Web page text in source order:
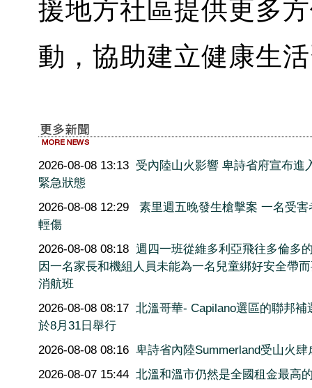
援地方社區提供更多
動，協助建立健康生
2026-08-08 13:13 受內陸山火影響 卑詩省府宣布進
緊急狀態
2026-08-08 12:29
素里週五晚發生槍擊案 一名受害
輕傷
2026-08-08 08:18 週四一班從維多利亞飛往多倫多
因一名家長和機組人員未能為一名兒童綁好安全帶
消航班
2026-08-08 08:17 北溫哥華- Capilano選區的聯邦補
於8月31日舉行
2026-08-08 08:16 卑詩省內陸Summerland受山火肆
2026-08-07 15:44 北溫和溫市仍然是全國租金最高